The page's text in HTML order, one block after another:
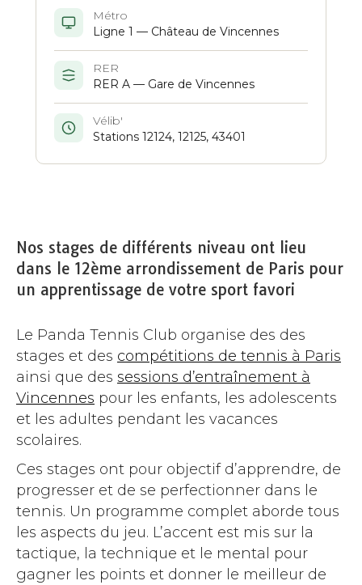
Métro
Ligne 1 — Château de Vincennes
RER
RER A — Gare de Vincennes
Vélib'
Stations 12124, 12125, 43401
Nos stages de différents niveau ont lieu
dans le 12ème arrondissement de Paris pour
un apprentissage de votre sport favori
Le Panda Tennis Club organise des des
stages et des compétitions de tennis à Paris
ainsi que des sessions d’entraînement à
Vincennes pour les enfants, les adolescents
et les adultes pendant les vacances
scolaires.
Ces stages ont pour objectif d’apprendre, de
progresser et de se perfectionner dans le
tennis. Un programme complet aborde tous
les aspects du jeu. L’accent est mis sur la
tactique, la technique et le mental pour
gagner les points et donner le meilleur de